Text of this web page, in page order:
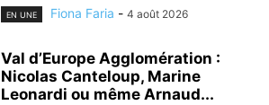
EN UNE Fiona Faria - 4 août 2026
Val d’Europe Agglomération :
Nicolas Canteloup, Marine
Leonardi ou même Arnaud...